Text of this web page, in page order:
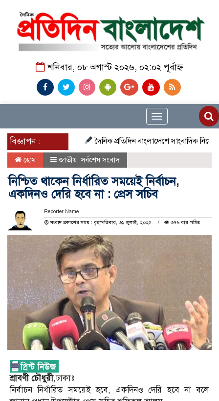
শনিবার, ০৮ অগাস্ট ২০২৬, ০২:০২ পূর্বাহ্ন
Toggle
navigation
বিজ্ঞাপন :
দৈনিক প্রতিদিন বাংলাদেশে সাংবাদিক নিয়োগ
হোম জাতীয়,সর্বশেষ সংবাদ
নিশ্চিত থাকেন নির্ধারিত সময়েই নির্বাচন,
একদিনও দেরি হবে না : প্রেস সচিব
Reporter Name
সংবাদ প্রকাশের সময় : বৃহস্পতিবার, ৩১ জুলাই, ২০২৫
৩৭৬ বার পঠিত
শ্রাবণী চৌধুরী,ঢাকাঃ
নির্বাচন নির্ধারিত সময়েই হবে, একদিনও দেরি হবে না বলে